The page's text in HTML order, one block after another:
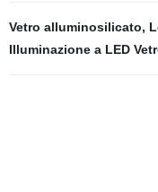
Vetro alluminosilicato,
Illuminazione a LED